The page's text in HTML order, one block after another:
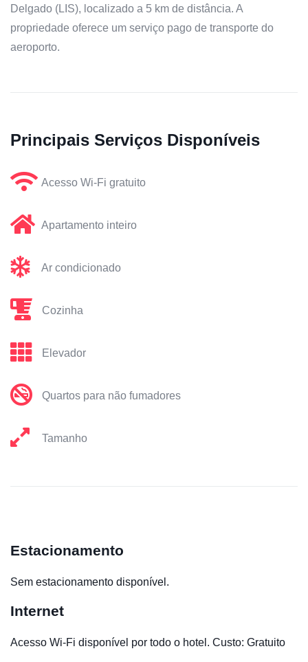
Delgado (LIS), localizado a 5 km de distância. A
propriedade oferece um serviço pago de transporte do
aeroporto.
Principais Serviços Disponíveis
Acesso Wi-Fi gratuito
Apartamento inteiro
Ar condicionado
Cozinha
Elevador
Quartos para não fumadores
Tamanho
Estacionamento
Sem estacionamento disponível.
Internet
Acesso Wi-Fi disponível por todo o hotel. Custo: Gratuito